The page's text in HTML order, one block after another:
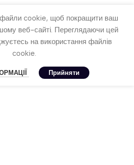
cookie, щоб покращити ваш
веб-сайті. Переглядаючи цей
на використання файлів
cookie.
Прийняти